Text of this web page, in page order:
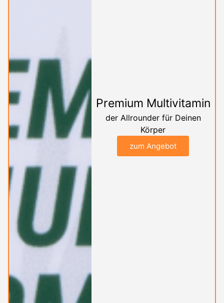
Premium Multivitamin
der Allrounder für Deinen
Körper
zum Angebot